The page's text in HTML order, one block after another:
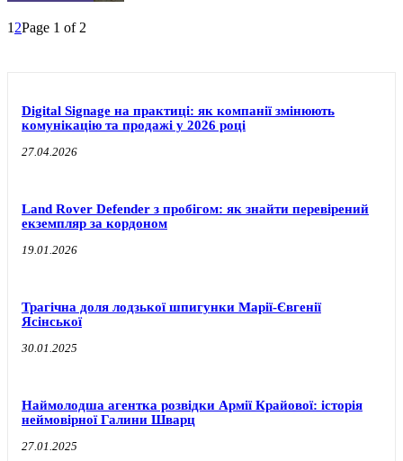
1 2Page 1 of 2
Digital Signage на практиці: як компанії змінюють
комунікацію та продажі у 2026 році
27.04.2026
Land Rover Defender з пробігом: як знайти перевірений
екземпляр за кордоном
19.01.2026
Трагічна доля лодзької шпигунки Марії-Євгенії
Ясінської
30.01.2025
Наймолодша агентка розвідки Армії Крайової: історія
неймовірної Галини Шварц
27.01.2025